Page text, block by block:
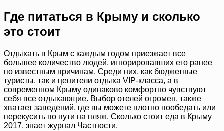
Где питаться в Крыму и сколько
это стоит
Отдыхать в Крым с каждым годом приезжает все
большее количество людей, игнорировавших его ранее
по известным причинам. Среди них, как бюджетные
туристы, так и ценители отдыха VIP­-класса, а в
современном Крыму одинаково комфортно чувствуют
себя все отдыхающие. Выбор отелей огромен, также
хватает заведений, где вы можете плотно пообедать или
перекусить по пути на пляж. Сколько стоит еда в Крыму
2017, знает журнал Частности.